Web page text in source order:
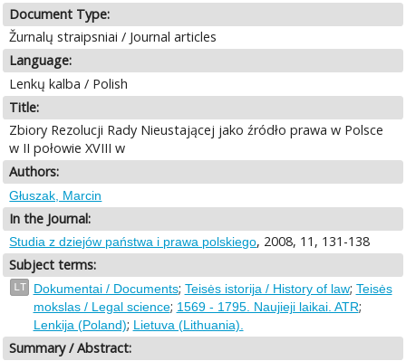
Document Type:
Žurnalų straipsniai / Journal articles
Language:
Lenkų kalba / Polish
Title:
Zbiory Rezolucji Rady Nieustającej jako źródło prawa w Polsce
w II połowie XVIII w
Authors:
Głuszak, Marcin
In the Journal:
Studia z dziejów państwa i prawa polskiego, 2008, 11, 131-138
Subject terms:
LT Dokumentai / Documents; Teisės istorija / History of law; Teisės
mokslas / Legal science; 1569 - 1795. Naujieji laikai. ATR;
Lenkija (Poland); Lietuva (Lithuania).
Summary / Abstract: